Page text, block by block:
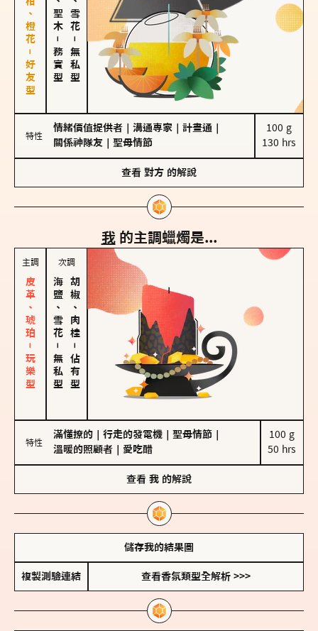
佛手柑、橙花－好友型 －
務實型
－
無私型
特性
情緒價值提供者 溝通專家 計畫通
關係神隊友
聖母情節
100 g
130 hrs
查看 對方 的解說
我 的主調蠟燭是...
主調
皮革、琥珀－玩樂型
次調
海鹽、雪花
－
無私型
胡椒、肉桂
－
佔有型
特性
滿懂撩的 行走的發電機 聖母情節
溫暖的照顧者
愛吃醋
100 g
50 hrs
查看 我 的解說
儲存我的結果圖
複製測驗連結 查看香氛類型全解析 >>>